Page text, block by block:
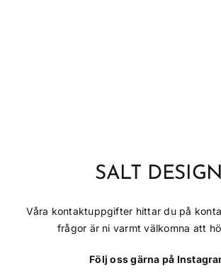
SALT DESIGN
Våra kontaktuppgifter hittar du på
frågor är ni varmt välkomna att
Följ oss gärna på